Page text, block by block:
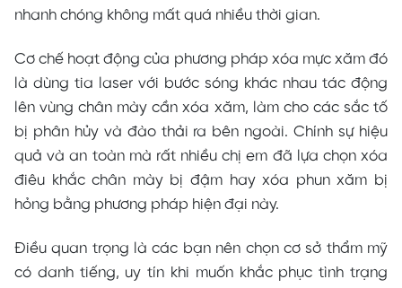
nhanh chóng không mất quá nhiều thời gian.
Cơ chế hoạt động của phương pháp xóa mực xăm đó
là dùng tia laser với bước sóng khác nhau tác động
lên vùng chân mày cần xóa xăm, làm cho các sắc tố
bị phân hủy và đào thải ra bên ngoài. Chính sự hiệu
quả và an toàn mà rất nhiều chị em đã lựa chọn xóa
điêu khắc chân mày bị đậm hay xóa phun xăm bị
hỏng bằng phương pháp hiện đại này.
Điều quan trọng là các bạn nên chọn cơ sở thẩm mỹ
có danh tiếng, uy tín khi muốn khắc phục tình trạng